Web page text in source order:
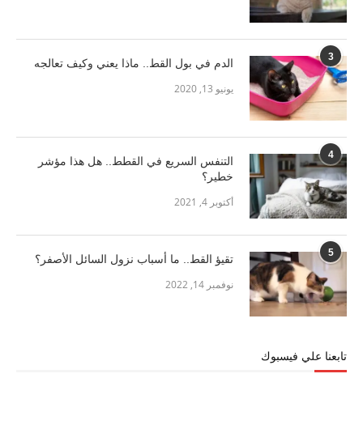
3 الدم في بول القط.. ماذا يعني وكيف تعالجه
يونيو 13, 2020
4
التنفس السريع في القطط.. هل هذا مؤشر
خطير؟
أكتوبر 4, 2021
5 تقيؤ القط.. ما أسباب نزول السائل الأصفر؟
نوفمبر 14, 2022
تابعنا علي فيسبوك